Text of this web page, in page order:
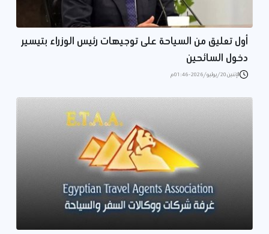
أول تعليق من السياحة على توجيهات رئيس الوزراء بتيسير
دخول السائحين
الإثنين 20/يوليو/2026 - 01:46 م